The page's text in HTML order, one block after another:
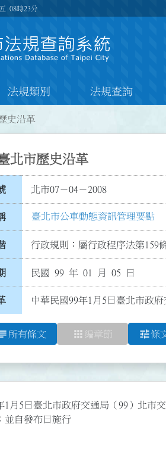
五08時23分
法規類別 法規查詢
史沿革
北市歷史沿革
北市07－04－2008
臺北市公車動態資訊管理要點
行政規則：屬行政程序法第159
民國 99 年 01 月 05 日
中華民國99年1月5日臺北市政
所有條文 apps 編章節 tune條
1月5日臺北市政府交通局（99）北市
並自發布日施行